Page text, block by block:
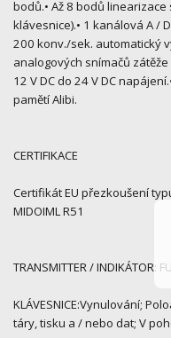
bodů.• Až 8 bodů linearizace
klávesnice).• 1 kanálová A /
200 konv./sek. automatický
analogových snímačů
12 V DC do 24 V DC
pamětí Alibi.
CERTIFIKACE
Certifikát EU přezkoušení
MIDOIML R51
TRANSMITTER / INDIKÁTOR:
KLÁVESNICE:Vynulování;
táry, tisku a / nebo dat; V